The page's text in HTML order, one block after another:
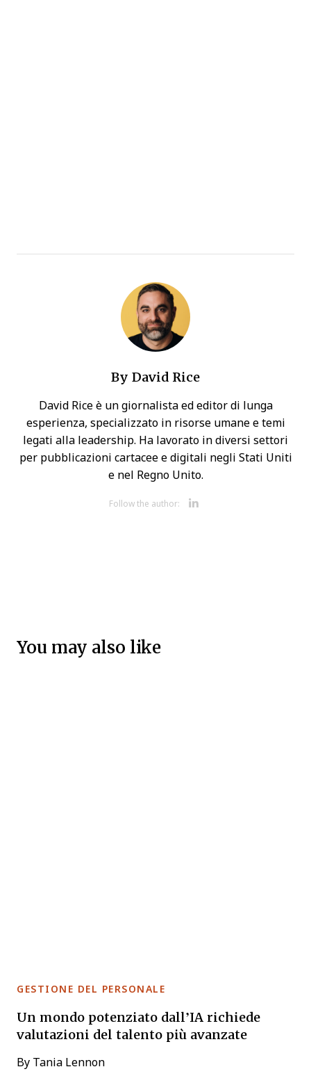
By David Rice
David Rice è un giornalista ed editor di lunga
esperienza, specializzato in risorse umane e temi
legati alla leadership. Ha lavorato in diversi settori
per pubblicazioni cartacee e digitali negli Stati Uniti
e nel Regno Unito.
Follow the author:
You may also like
GESTIONE DEL PERSONALE
Un mondo potenziato dall’IA richiede
valutazioni del talento più avanzate
By Tania Lennon